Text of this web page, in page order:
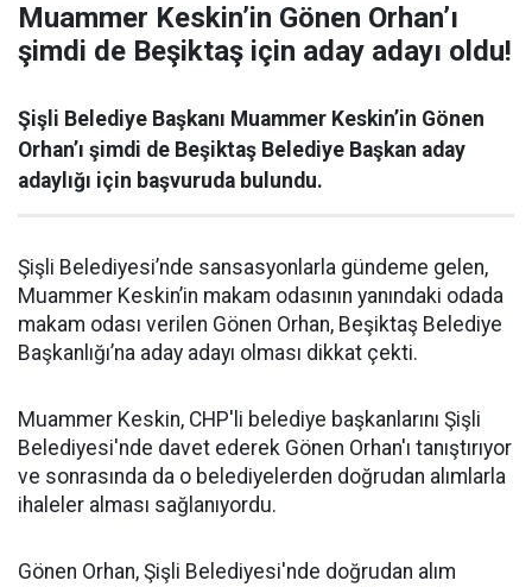
Muammer Keskin’in Gönen Orhan’ı
şimdi de Beşiktaş için aday adayı oldu!
Şişli Belediye Başkanı Muammer Keskin’in Gönen
Orhan’ı şimdi de Beşiktaş Belediye Başkan aday
adaylığı için başvuruda bulundu.
Şişli Belediyesi’nde sansasyonlarla gündeme gelen,
Muammer Keskin’in makam odasının yanındaki odada
makam odası verilen Gönen Orhan, Beşiktaş Belediye
Başkanlığı’na aday adayı olması dikkat çekti.
Muammer Keskin, CHP'li belediye başkanlarını Şişli
Belediyesi'nde davet ederek Gönen Orhan'ı tanıştırıyor
ve sonrasında da o belediyelerden doğrudan alımlarla
ihaleler alması sağlanıyordu.
Gönen Orhan, Şişli Belediyesi'nde doğrudan alım